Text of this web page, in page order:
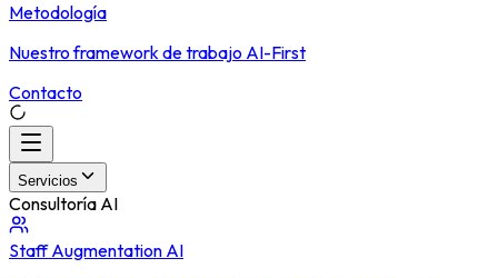
Metodología
Nuestro framework de trabajo AI-First
Contacto
Servicios
Consultoría AI
Staff Augmentation AI